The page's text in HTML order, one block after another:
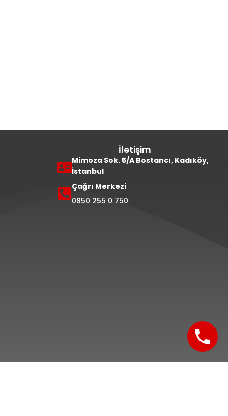
İletişim
Mimoza Sok. 5/A Bostancı, Kadıköy,
İstanbul
Çağrı Merkezi
0850 255 0 750